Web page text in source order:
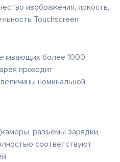
изображения, яркость,
Touchscreen
более 1000
проходит
номинальной
разъемы зарядки,
соответствуют